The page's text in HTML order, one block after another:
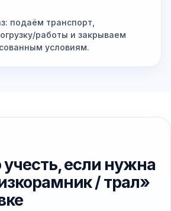
подаём транспорт,
работы и закрываем
условиям.
если нужна
/ трал»